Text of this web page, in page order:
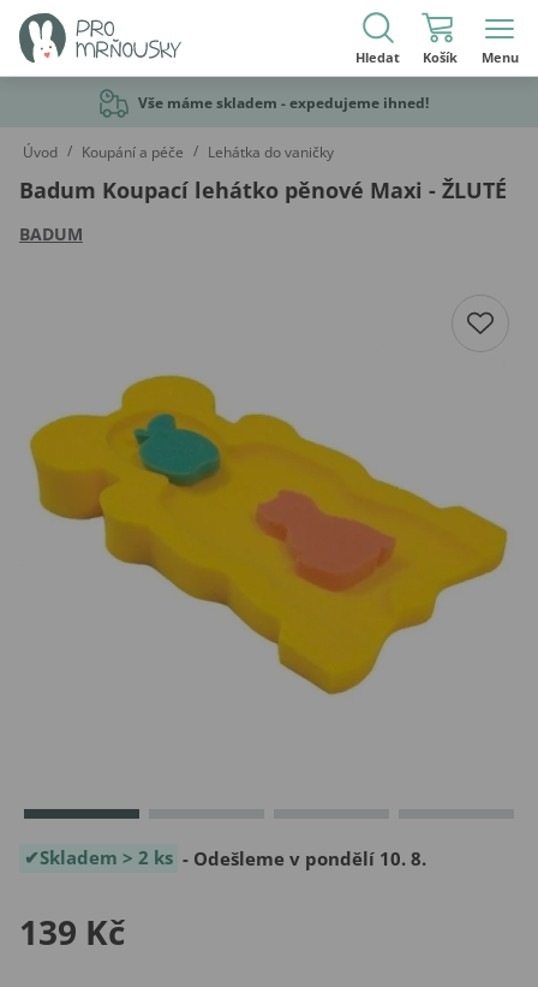
Hledat Košík Menu
Vše máme skladem - expedujeme ihned!
Úvod / Koupání a péče / Lehátka do vaničky
Badum Koupací lehátko pěnové Maxi - ŽLUTÉ
BADUM
Skladem > 2 ks - Odešleme v pondělí 10. 8.
139 Kč